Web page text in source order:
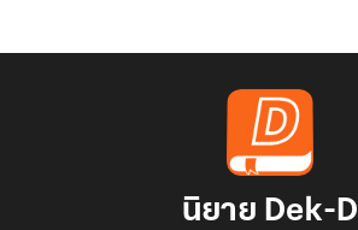
นิยาย Dek-D